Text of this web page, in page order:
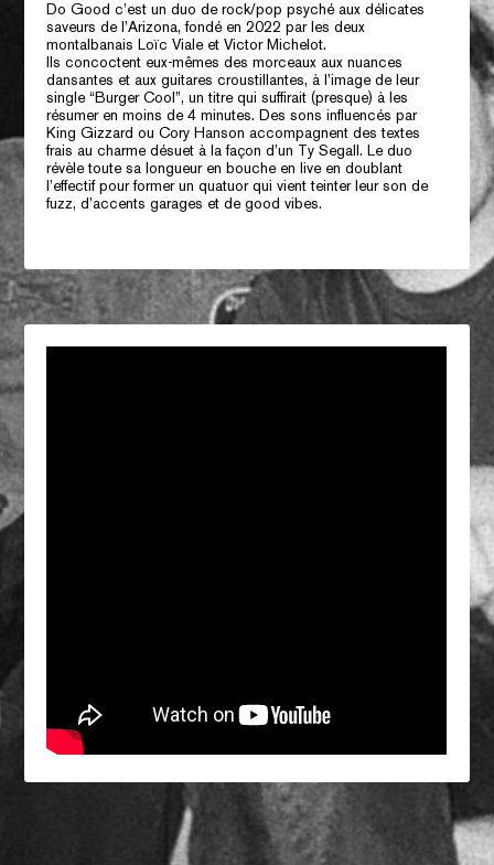
Do Good c’est un duo de rock/pop psyché aux délicates
saveurs de l’Arizona, fondé en 2022 par les deux
montalbanais Loïc Viale et Victor Michelot.
Ils concoctent eux-mêmes des morceaux aux nuances
dansantes et aux guitares croustillantes, à l’image de leur
single “Burger Cool”, un titre qui suffirait (presque) à les
résumer en moins de 4 minutes. Des sons influencés par
King Gizzard ou Cory Hanson accompagnent des textes
frais au charme désuet à la façon d’un Ty Segall. Le duo
révèle toute sa longueur en bouche en live en doublant
l’effectif pour former un quatuor qui vient teinter leur son de
fuzz, d’accents garages et de good vibes.